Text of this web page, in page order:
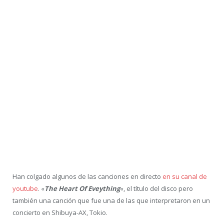
Han colgado algunos de las canciones en directo en su canal de
youtube. «The Heart Of Eveything«, el título del disco pero
también una canción que fue una de las que interpretaron en un
concierto en Shibuya-AX, Tokio.